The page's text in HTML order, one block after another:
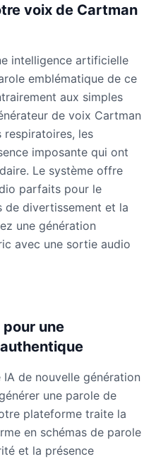
voix de Cartman
intelligence artificielle
emblématique de ce
aux simples
de voix Cartman
respiratoires, les
imposante qui ont
Le système offre
parfaits pour le
de divertissement et la
une génération
avec une sortie audio
une
de nouvelle génération
une parole de
plateforme traite la
en schémas de parole
et la présence